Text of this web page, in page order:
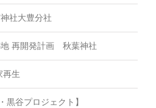
社大豊分社
地 再開発計画 秋葉神社
再生
黒谷プロジェクト】